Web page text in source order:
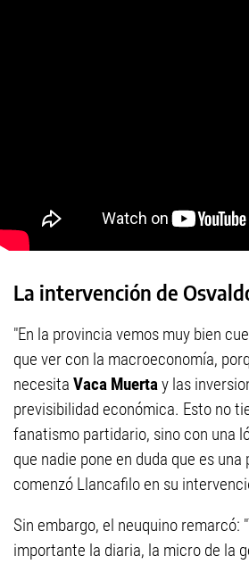
La intervención de
"En la provincia vemos muy bien
que ver con la macroeconomía,
necesita Vaca Muertay las
previsibilidad económica. Esto no
fanatismo partidario, sino con una
que nadie pone en duda que es una
comenzó Llancafilo en su
Sin embargo, el neuquino remarcó:
importante la diaria, la micro de la